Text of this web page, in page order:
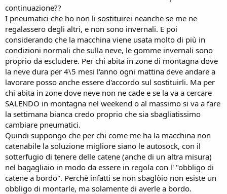
continuazione??
I pneumatici che ho non li sostituirei neanche se me ne
regalassero degli altri, e non sono invernali. E poi
considerando che la macchina viene usata molto di più in
condizioni normali che sulla neve, le gomme invernali sono
proprio da escludere. Per chi abita in zone di montagna dove
la neve dura per 4\5 mesi l'anno ogni mattina deve andare a
lavorare posso anche essere d'accordo sul sostituirli. Ma per
chi abita in zone dove neve non ne cade e se la va a cercare
SALENDO in montagna nel weekend o al massimo si va a fare
la settimana bianca credo proprio che sia sbagliatissimo
cambiare pneumatici.
Quindi suppongo che per chi come me ha la macchina non
catenabile la soluzione migliore siano le autosock, con il
sotterfugio di tenere delle catene (anche di un altra misura)
nel bagagliaio in modo da essere in regola con l' "obbligo di
catene a bordo". Perchè infatti se non sbaglòio non esiste un
obbligo di montarle, ma solamente di averle a bordo.